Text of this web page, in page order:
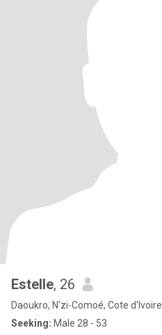
Estelle, 26
Daoukro, N'zi-Comoé, Cote d'Ivoire
Seeking: Male 28 - 53